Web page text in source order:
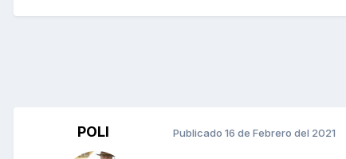
POLI Publicado 16 de Febrero del 2021